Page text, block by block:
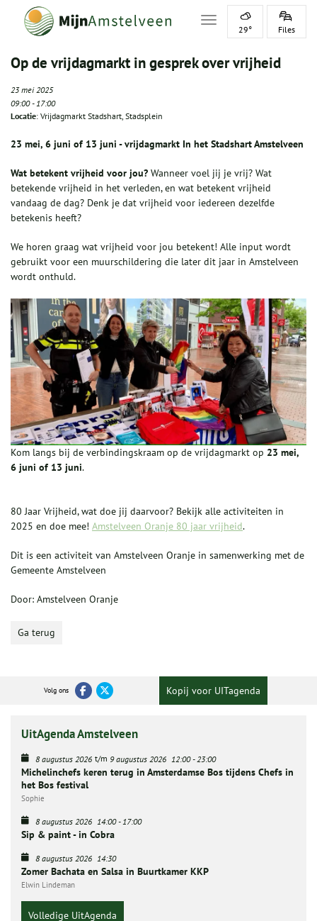
Toggle navigation
29° Files
Op de vrijdagmarkt in gesprek over vrijheid
23 mei 2025
09:00-17:00
Locatie: Vrijdagmarkt Stadshart, Stadsplein
23 mei, 6 juni of 13 juni - vrijdagmarkt In het Stadshart Amstelveen
Wat betekent vrijheid voor jou? Wanneer voel jij je vrij? Wat
betekende vrijheid in het verleden, en wat betekent vrijheid
vandaag de dag? Denk je dat vrijheid voor iedereen dezelfde
betekenis heeft?
We horen graag wat vrijheid voor jou betekent! Alle input wordt
gebruikt voor een muurschildering die later dit jaar in Amstelveen
wordt onthuld.
Kom langs bij de verbindingskraam op de vrijdagmarkt op 23 mei,
6 juni of 13 juni.
80 Jaar Vrijheid, wat doe jij daarvoor? Bekijk alle activiteiten in
2025 en doe mee! Amstelveen Oranje 80 jaar vrijheid.
Dit is een activiteit van Amstelveen Oranje in samenwerking met de
Gemeente Amstelveen
Door: Amstelveen Oranje
Ga terug
Volg ons Kopij voor UITagenda
UitAgenda Amstelveen
8 augustus 2026 t/m 9 augustus 2026 12:00-23:00
Michelinchefs keren terug in Amsterdamse Bos tijdens Chefs in
het Bos festival
Sophie
8 augustus 2026 14:00-17:00
Sip & paint - in Cobra
8 augustus 2026 14:30
Zomer Bachata en Salsa in Buurtkamer KKP
Elwin Lindeman
Volledige UitAgenda